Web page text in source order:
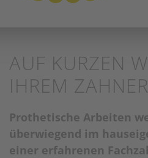
AUF KURZEN
IHREM
Prothetische Arbeiten
überwiegend im
einer erfahrenen